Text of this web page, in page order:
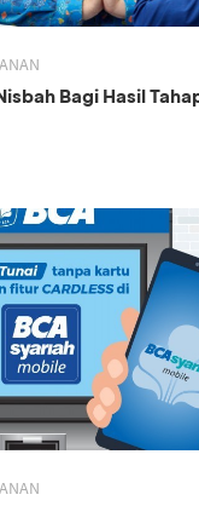
Bagi Hasil